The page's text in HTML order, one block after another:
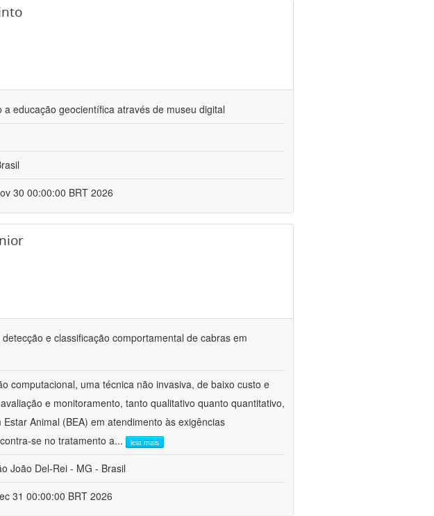
educação geocientífica através de museu digital
30 00:00:00 BRT 2026
e classificação comportamental de cabras em
computacional, uma técnica não invasiva, de baixo custo e
e monitoramento, tanto qualitativo quanto quantitativo,
Animal (BEA) em atendimento às exigências
se no tratamento a... leia mais
João Del-Rei - MG - Brasil
31 00:00:00 BRT 2026